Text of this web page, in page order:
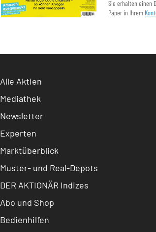
Sie erhalten einen
Paper in Ihrem
Alle Aktien
Mediathek
Newsletter
Experten
Marktüberblick
Muster- und Real-Depots
DER AKTIONÄR Indizes
Abo und Shop
Bedienhilfen